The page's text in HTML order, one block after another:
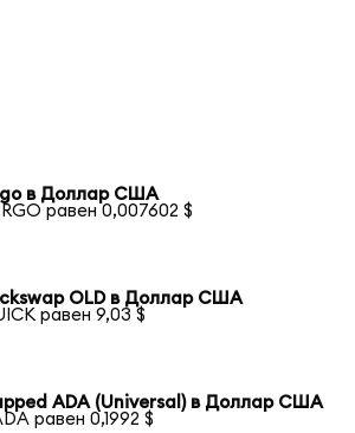
в Доллар США
равен 0,007602 $
OLD в Доллар США
равен 9,03 $
ADA (Universal) в Доллар США
равен 0,1992 $